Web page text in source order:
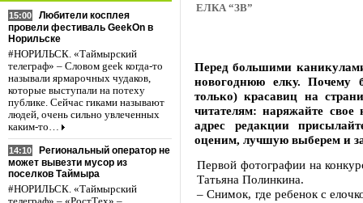
15:00
Любители косплея
провели фестиваль GeekOn в
Норильске
#НОРИЛЬСК. «Таймырский
телеграф» – Словом geek когда-то
называли ярмарочных чудаков,
которые выступали на потеху
публике. Сейчас гиками называют
людей, очень сильно увлеченных
каким-то…
14:10
Региональный оператор не
может вывезти мусор из
поселков Таймыра
#НОРИЛЬСК. «Таймырский
ЕЛКА “ЗВ”
Перед большими
новогоднюю елку.
только) красавиц на
читателям: наряжайте свое
адрес редакции
оценим, лучшую выберем и
Первой фотографии на
Татьяна Полинкина.
– Снимок, где ребенок с